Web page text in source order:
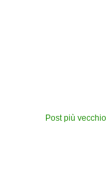
Post più vecchio